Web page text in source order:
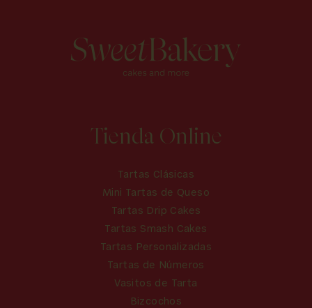
Tienda Online
Tartas Clásicas
Mini Tartas de Queso
Tartas Drip Cakes
Tartas Smash Cakes
Tartas Personalizadas
Tartas de Números
Vasitos de Tarta
Bizcochos